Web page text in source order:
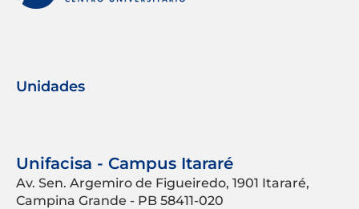
Unidades
Unifacisa - Campus Itararé
Av. Sen. Argemiro de Figueiredo, 1901 Itararé,
Campina Grande - PB 58411-020